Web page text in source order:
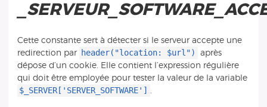
Cette constante sert à détecter si le serveur accepte une
redirection par header("location: $url")
après
dépose d’un cookie. Elle contient l’expression régulière
qui doit être employée pour tester la valeur de la variable
$_SERVER['SERVER_SOFTWARE']